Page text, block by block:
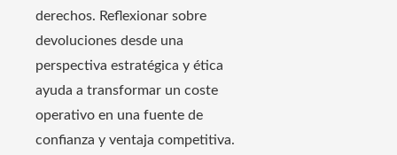
derechos. Reflexionar sobre
devoluciones desde una
perspectiva estratégica y ética
ayuda a transformar un coste
operativo en una fuente de
confianza y ventaja competitiva.